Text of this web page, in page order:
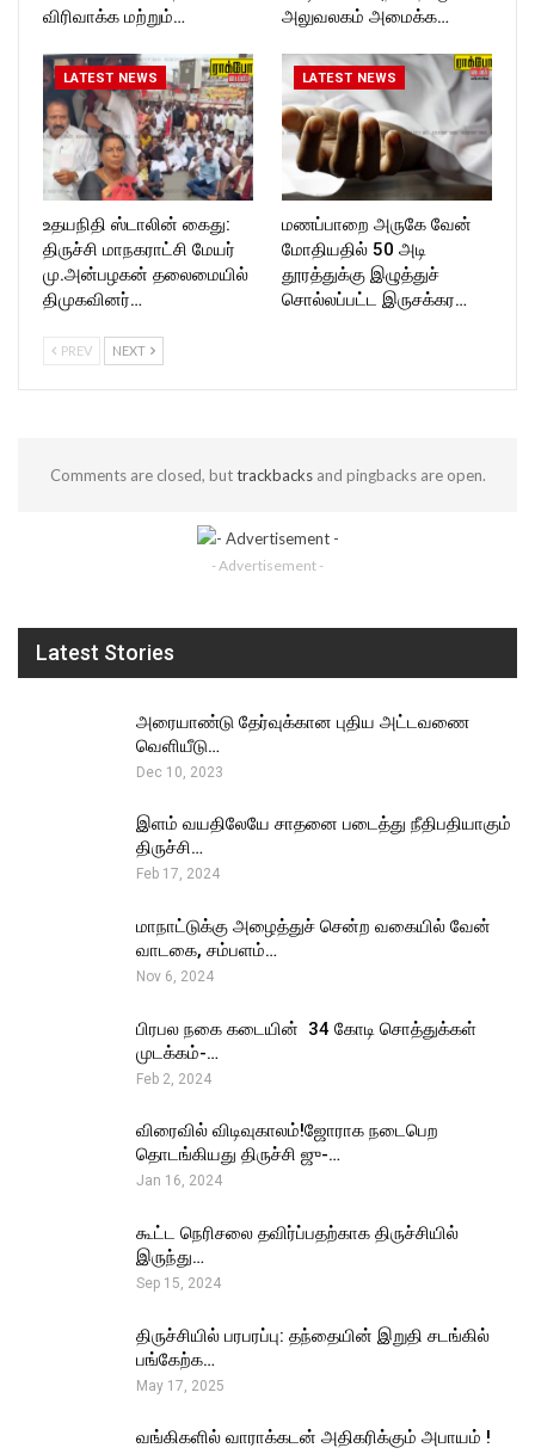
விரிவாக்க மற்றும்…
அலுவலகம் அமைக்க…
LATEST NEWS
உதயநிதி ஸ்டாலின் கைது:
திருச்சி மாநகராட்சி மேயர்
மு.அன்பழகன் தலைமையில்
திமுகவினர்…
LATEST NEWS
மணப்பாறை அருகே வேன்
மோதியதில் 50 அடி
தூரத்துக்கு இழுத்துச்
சொல்லப்பட்ட இருசக்கர…
PREV NEXT
Comments are closed, buttrackbacksand pingbacks are open.
- Advertisement -
Latest Stories
அரையாண்டு தேர்வுக்கான புதிய அட்டவணை
வெளியீடு…
Dec 10, 2023
இளம் வயதிலேயே சாதனை படைத்து நீதிபதியாகும்
திருச்சி…
Feb 17, 2024
மாநாட்டுக்கு அழைத்துச் சென்ற வகையில் வேன்
வாடகை, சம்பளம்…
Nov 6, 2024
பிரபல நகை கடையின் ₹ 34 கோடி சொத்துக்கள்
முடக்கம்-…
Feb 2, 2024
விரைவில் விடிவுகாலம்!ஜோராக நடைபெற
தொடங்கியது திருச்சி ஜு-…
Jan 16, 2024
கூட்ட நெரிசலை தவிர்ப்பதற்காக திருச்சியில்
இருந்து…
Sep 15, 2024
திருச்சியில் பரபரப்பு: தந்தையின் இறுதி சடங்கில்
பங்கேற்க…
May 17, 2025
வங்கிகளில் வாராக்கடன் அதிகரிக்கும் அபாயம் !